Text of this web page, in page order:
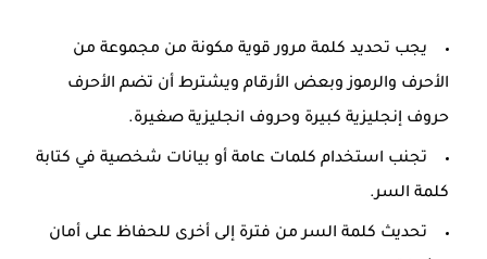
يجب تحديد كلمة مرور قوية مكونة من مجموعة من
الأحرف والرموز وبعض الأرقام ويشترط أن تضم الأحرف
حروف إنجليزية كبيرة وحروف انجليزية صغيرة.
تجنب استخدام كلمات عامة أو بيانات شخصية في كتابة
كلمة السر.
تحديث كلمة السر من فترة إلى أخرى للحفاظ على أمان